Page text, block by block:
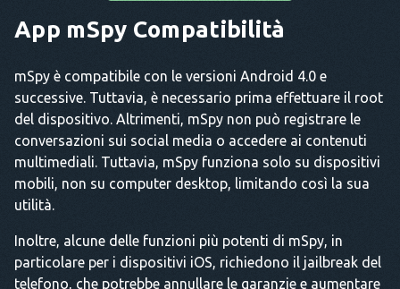
App mSpy Compatibilità
mSpy è compatibile con le versioni Android 4.0 e
successive. Tuttavia, è necessario prima effettuare il root
del dispositivo. Altrimenti, mSpy non può registrare le
conversazioni sui social media o accedere ai contenuti
multimediali. Tuttavia, mSpy funziona solo su dispositivi
mobili, non su computer desktop, limitando così la sua
utilità.
Inoltre, alcune delle funzioni più potenti di mSpy, in
particolare per i dispositivi iOS, richiedono il jailbreak del
telefono, che potrebbe annullare le garanzie e aumentare